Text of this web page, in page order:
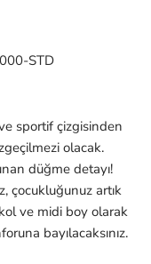
STD
sportif çizgisinden
olacak.
düğme detayı!
çocukluğunuz artık
ve midi boy olarak
bayılacaksınız.